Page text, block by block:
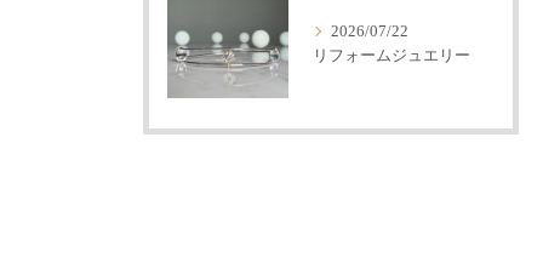
2026/07/22
リフォームジュエリー